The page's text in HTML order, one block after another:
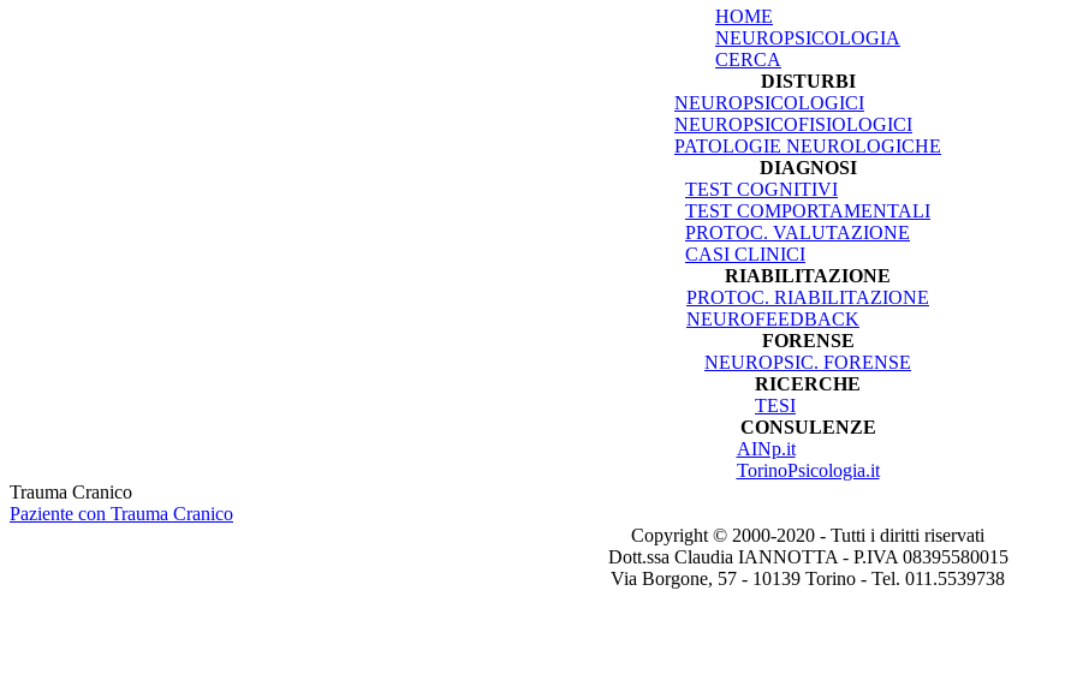
HOME
NEUROPSICOLOGIA
CERCA
DISTURBI
NEUROPSICOLOGICI
NEUROPSICOFISIOLOGICI
PATOLOGIE NEUROLOGICHE
DIAGNOSI
TEST COGNITIVI
TEST COMPORTAMENTALI
PROTOC. VALUTAZIONE
CASI CLINICI
RIABILITAZIONE
PROTOC. RIABILITAZIONE
NEUROFEEDBACK
FORENSE
NEUROPSIC. FORENSE
RICERCHE
TESI
CONSULENZE
AINp.it
TorinoPsicologia.it
Trauma Cranico
Paziente con Trauma Cranico
Copyright © 2000-2020 - Tutti i diritti riservati
Dott.ssa Claudia IANNOTTA - P.IVA 08395580015
Via Borgone, 57 - 10139 Torino - Tel. 011.5539738